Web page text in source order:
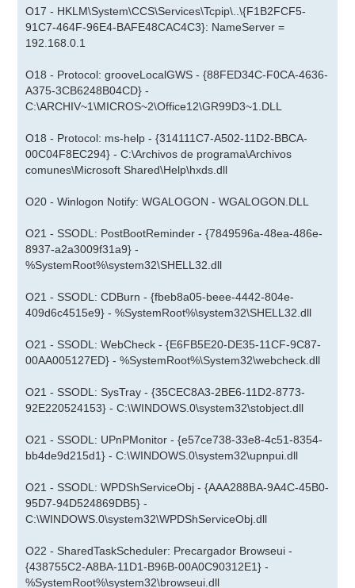
O17 - HKLM\System\CCS\Services\Tcpip\..\{F1B2FCF5-
91C7-464F-96E4-BAFE48CAC4C3}: NameServer =
192.168.0.1
O18 - Protocol: grooveLocalGWS - {88FED34C-F0CA-4636-
A375-3CB6248B04CD} -
C:\ARCHIV~1\MICROS~2\Office12\GR99D3~1.DLL
O18 - Protocol: ms-help - {314111C7-A502-11D2-BBCA-
00C04F8EC294} - C:\Archivos de programa\Archivos
comunes\Microsoft Shared\Help\hxds.dll
O20 - Winlogon Notify: WGALOGON - WGALOGON.DLL
O21 - SSODL: PostBootReminder - {7849596a-48ea-486e-
8937-a2a3009f31a9} -
%SystemRoot%\system32\SHELL32.dll
O21 - SSODL: CDBurn - {fbeb8a05-beee-4442-804e-
409d6c4515e9} - %SystemRoot%\system32\SHELL32.dll
O21 - SSODL: WebCheck - {E6FB5E20-DE35-11CF-9C87-
00AA005127ED} - %SystemRoot%\System32\webcheck.dll
O21 - SSODL: SysTray - {35CEC8A3-2BE6-11D2-8773-
92E220524153} - C:\WINDOWS.0\system32\stobject.dll
O21 - SSODL: UPnPMonitor - {e57ce738-33e8-4c51-8354-
bb4de9d215d1} - C:\WINDOWS.0\system32\upnpui.dll
O21 - SSODL: WPDShServiceObj - {AAA288BA-9A4C-45B0-
95D7-94D524869DB5} -
C:\WINDOWS.0\system32\WPDShServiceObj.dll
O22 - SharedTaskScheduler: Precargador Browseui -
{438755C2-A8BA-11D1-B96B-00A0C90312E1} -
%SystemRoot%\system32\browseui.dll